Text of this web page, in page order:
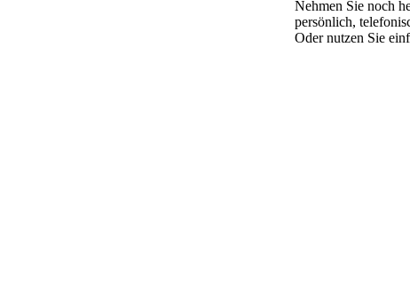
Nehmen Sie noch
persönlich,
Oder nutzen Sie